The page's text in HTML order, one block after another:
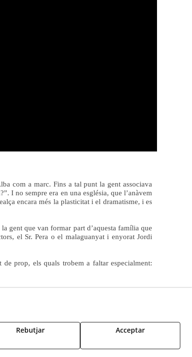
com a marc. Fins a tal punt la gent associava
I no sempre era en una església, que l’anàvem
encara més la plasticitat i el dramatisme, i es
gent que van formar part d’aquesta família que
el Sr. Pera o el malaguanyat i enyorat Jordi
prop, els quals trobem a faltar especialment:
Rebutjar Acceptar